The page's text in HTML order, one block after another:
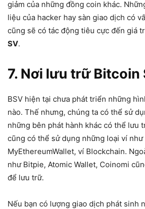
giảm của những đồng coin khác.
liệu của hacker hay sàn giao dịch có
cũng sẽ có tác động tiêu cực đến giá
SV.
7. Nơi lưu trữ Bitcoin
BSV hiện tại chưa phát triển những
nào. Thế nhưng, chúng ta có thể sử
những bên phát hành khác có thể lưu
cũng có thể sử dụng những loại ví như
MyEthereumWallet, ví Blockchain.
như Bitpie, Atomic Wallet, Coinomi
để lưu trữ.
Nếu bạn có lượng giao dịch phát sinh